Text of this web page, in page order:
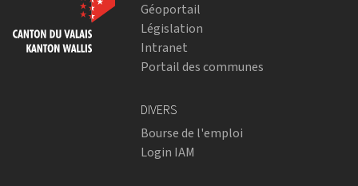
Géoportail
Législation
Intranet
Portail des communes
DIVERS
Bourse de l'emploi
Login IAM